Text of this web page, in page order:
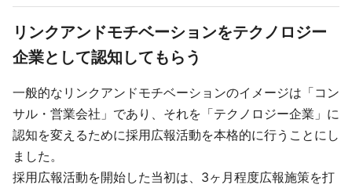
リンクアンドモチベーションをテクノロジー
企業として認知してもらう
一般的なリンクアンドモチベーションのイメージは「コン
サル・営業会社」であり、それを「テクノロジー企業」に
認知を変えるために採用広報活動を本格的に行うことにし
ました。
採用広報活動を開始した当初は、3ヶ月程度広報施策を打